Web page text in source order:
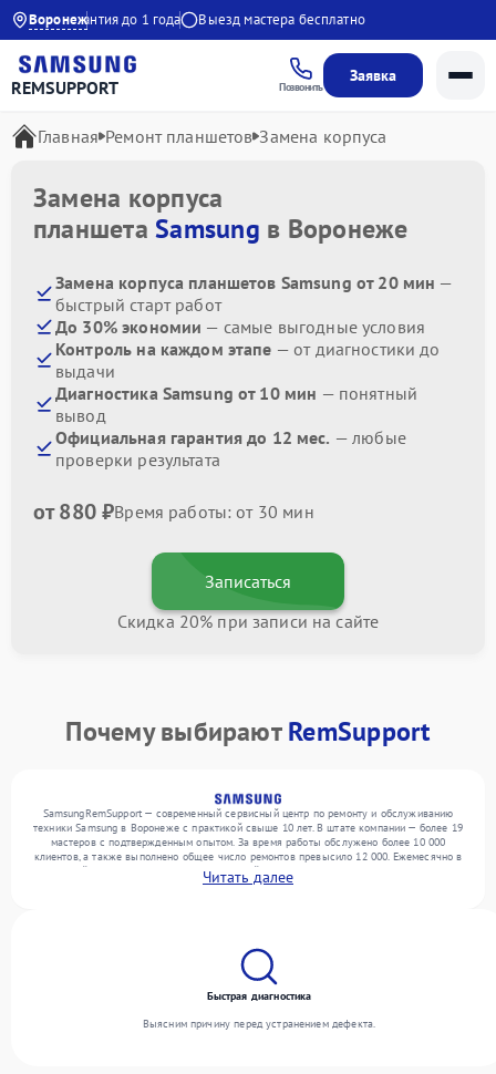
Воронеж
Гарантия до 1 года Выезд мастера бесплатно
REMSUPPORT Позвонить
Заявка
Главная Ремонт планшетов Замена корпуса
Замена корпуса
планшетаSamsung в Воронеже
Замена корпуса планшетов Samsung от 20 мин —
быстрый старт работ
До 30% экономии — самые выгодные условия
Контроль на каждом этапе — от диагностики до
выдачи
Диагностика Samsung от 10 мин — понятный
вывод
Официальная гарантия до 12 мес. — любые
проверки результата
от 880 ₽Время работы: от 30 мин
Записаться
Скидка 20% при записи на сайте
Почему выбираютRemSupport
SamsungRemSupport — современный сервисный центр по ремонту и обслуживанию
техники Samsung в Воронеже с практикой свыше 10 лет. В штате компании — более 19
мастеров с подтвержденным опытом. За время работы обслужено более 10 000
клиентов, а также выполнено общее число ремонтов превысило 12 000. Ежемесячно в
сервисный центр поступает более 300 устройств, включая , , . Мы работаем с широким
спектром неисправностей и предлагаем стабильный уровень сервиса благодаря
Читать далее
Быстрая диагностика
Выясним причину перед устранением дефекта.